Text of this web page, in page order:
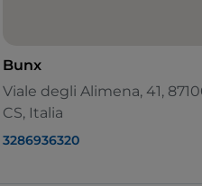
Bunx
Viale degli Alimena, 41,
CS, Italia
3286936320